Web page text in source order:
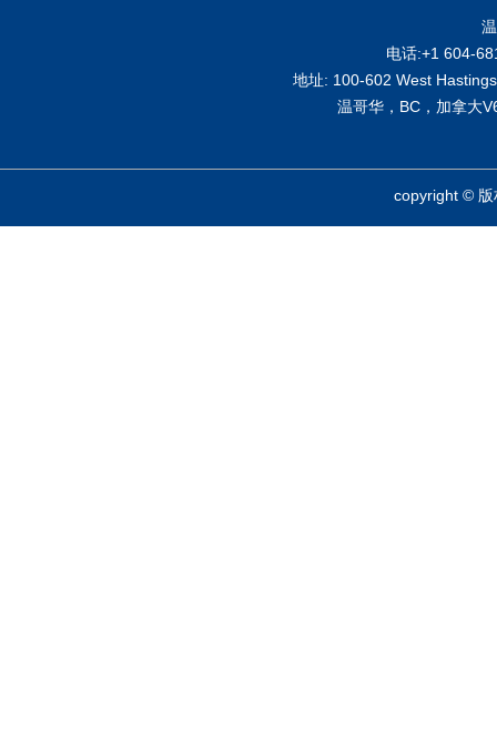
电话:+1 604-
地址: 100-602 West
温哥华，BC，加拿大
copyright ©